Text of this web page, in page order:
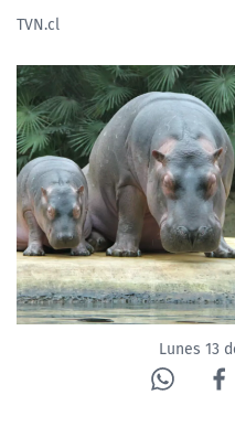
NTV
ACTUALIDAD Y
CORPORATIVO Y
CANAL DE DENUNCIAS
ÁREA DE PROYECTOS
TVN.cl
Lunes 13